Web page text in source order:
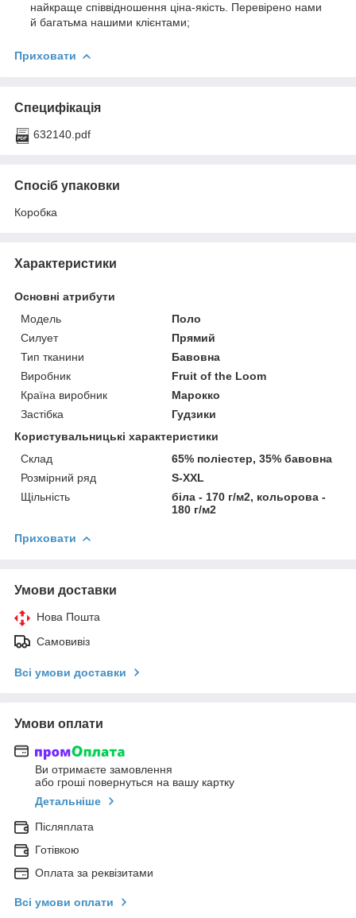
найкраще співвідношення ціна-якість. Перевірено нами
й багатьма нашими клієнтами;
Приховати
Специфікація
632140.pdf
Спосіб упаковки
Коробка
Характеристики
Основні атрибути
Модель
Поло
Силует
Прямий
Тип тканини
Бавовна
Виробник
Fruit of the Loom
Країна виробник
Марокко
Застібка
Гудзики
Користувальницькі характеристики
Склад
65% поліестер, 35% бавовна
Розмірний ряд
S-ХХL
Щільність
біла - 170 г/м2, кольорова -
180 г/м2
Приховати
Умови доставки
Нова Пошта
Самовивіз
Всі умови доставки
Умови оплати
Ви отримаєте замовлення
або гроші повернуться на вашу картку
Детальніше
Післяплата
Готівкою
Оплата за реквізитами
Всі умови оплати